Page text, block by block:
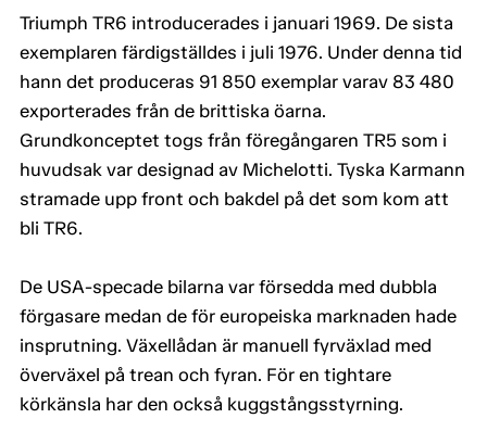
Triumph TR6 introducerades i januari 1969. De sista
exemplaren färdigställdes i juli 1976. Under denna tid
hann det produceras 91 850 exemplar varav 83 480
exporterades från de brittiska öarna.
Grundkonceptet togs från föregångaren TR5 som i
huvudsak var designad av Michelotti. Tyska Karmann
stramade upp front och bakdel på det som kom att
bli TR6.
De USA-specade bilarna var försedda med dubbla
förgasare medan de för europeiska marknaden hade
insprutning. Växellådan är manuell fyrväxlad med
överväxel på trean och fyran. För en tightare
körkänsla har den också kuggstångsstyrning.